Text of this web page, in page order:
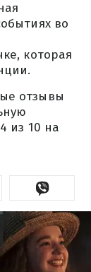
во
которая
отзывы
из 10 на